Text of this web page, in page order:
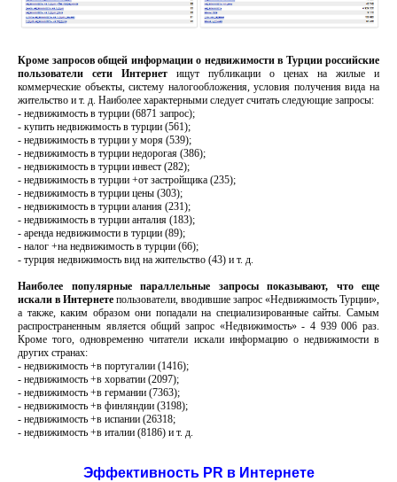
Кроме запросов общей информации о недвижимости в Турции российские
пользователи сети Интернет ищут публикации о ценах на жилые и
коммерческие объекты, систему налогообложения, условия получения вида на
жительство и т. д. Наиболее характерными следует считать следующие запросы:
- недвижимость в турции (6871 запрос);
- купить недвижимость в турции (561);
- недвижимость в турции у моря (539);
- недвижимость в турции недорогая (386);
- недвижимость в турции инвест (282);
- недвижимость в турции +от застройщика (235);
- недвижимость в турции цены (303);
- недвижимость в турции алания (231);
- недвижимость в турции анталия (183);
- аренда недвижимости в турции (89);
- налог +на недвижимость в турции (66);
- турция недвижимость вид на жительство (43) и т. д.
Наиболее популярные параллельные запросы показывают, что еще
искали в Интернете пользователи, вводившие запрос «Недвижимость Турции»,
а также, каким образом они попадали на специализированные сайты. Самым
распространенным является общий запрос «Недвижимость» - 4 939 006 раз.
Кроме того, одновременно читатели искали информацию о недвижимости в
других странах:
- недвижимость +в португалии (1416);
- недвижимость +в хорватии (2097);
- недвижимость +в германии (7363);
- недвижимость +в финляндии (3198);
- недвижимость +в испании (26318;
- недвижимость +в италии (8186) и т. д.
Эффективность PR в Интернете